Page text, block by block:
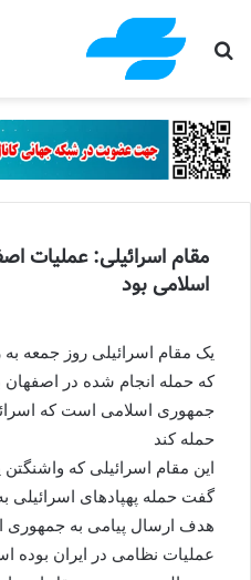
جستجو برای
مقام اسرائیلی: عملیات
اسلامی بود
یک مقام اسرائیلی روز جمعه
که حمله انجام شده در اصفهان
جمهوری اسلامی است که
حمله کند
این مقام اسرائیلی که
گفت حمله پهپادهای اسرائیلی
هدف ارسال پیامی به جمهوری
عملیات نظامی در ایران بوده